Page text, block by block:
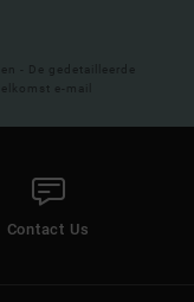
- De gedetailleerde
e-mail
Contact Us